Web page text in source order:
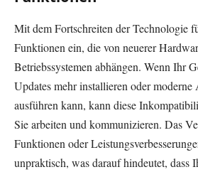
Mit dem Fortschreiten der Technologie
Funktionen ein, die von neuerer
Betriebssystemen abhängen. Wenn Ihr
Updates mehr installieren oder
ausführen kann, kann diese
Sie arbeiten und kommunizieren. Das
Funktionen oder
unpraktisch, was darauf hindeutet, dass